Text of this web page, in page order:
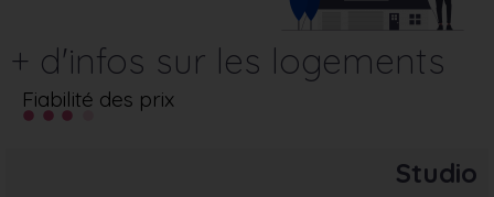
+ d'infos sur les logements
Fiabilité des prix
Studio